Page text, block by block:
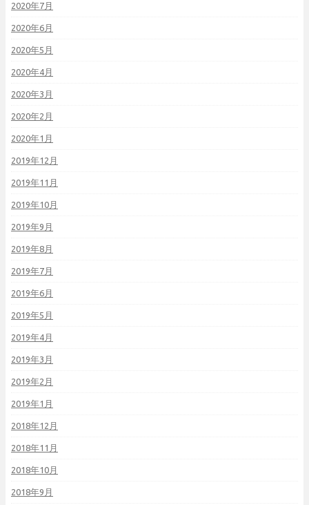
2020年7月
2020年6月
2020年5月
2020年4月
2020年3月
2020年2月
2020年1月
2019年12月
2019年11月
2019年10月
2019年9月
2019年8月
2019年7月
2019年6月
2019年5月
2019年4月
2019年3月
2019年2月
2019年1月
2018年12月
2018年11月
2018年10月
2018年9月